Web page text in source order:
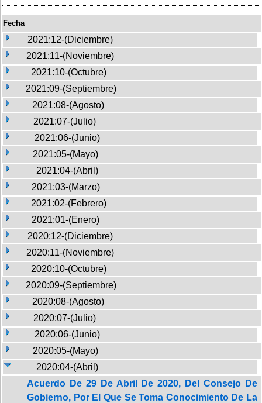
Fecha
2021:12-(Diciembre)
2021:11-(Noviembre)
2021:10-(Octubre)
2021:09-(Septiembre)
2021:08-(Agosto)
2021:07-(Julio)
2021:06-(Junio)
2021:05-(Mayo)
2021:04-(Abril)
2021:03-(Marzo)
2021:02-(Febrero)
2021:01-(Enero)
2020:12-(Diciembre)
2020:11-(Noviembre)
2020:10-(Octubre)
2020:09-(Septiembre)
2020:08-(Agosto)
2020:07-(Julio)
2020:06-(Junio)
2020:05-(Mayo)
2020:04-(Abril)
Acuerdo De 29 De Abril De 2020, Del Consejo De
Gobierno, Por El Que Se Toma Conocimiento De La